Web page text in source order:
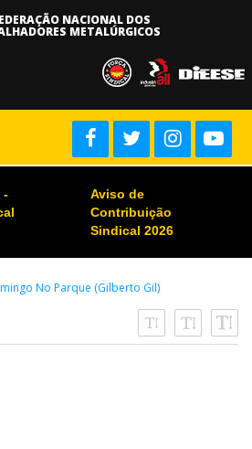
NACIONAL DOS
METALÚRGICOS
-
Aviso de
Contribuição
Sindical 2026
No Parque (Gilberto Gil)